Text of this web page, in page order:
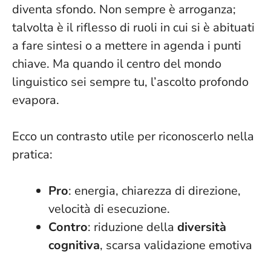
diventa sfondo. Non sempre è arroganza;
talvolta è il riflesso di ruoli in cui si è abituati
a fare sintesi o a mettere in agenda i punti
chiave. Ma quando il centro del mondo
linguistico sei sempre tu, l’ascolto profondo
evapora.
Ecco un contrasto utile per riconoscerlo nella
pratica:
Pro: energia, chiarezza di direzione,
velocità di esecuzione.
Contro: riduzione della diversità
cognitiva, scarsa validazione emotiva